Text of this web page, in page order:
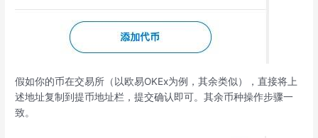
假如你的币在交易所（以欧易OKEx为例，其余类似），直接将上
述地址复制到提币地址栏，提交确认即可。其余币种操作步骤一
致。